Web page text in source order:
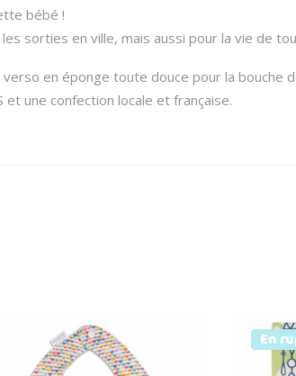
bébé !
sorties en ville, mais aussi pour la vie de
en éponge toute douce pour la bouche
une confection locale et française.
Prix
En